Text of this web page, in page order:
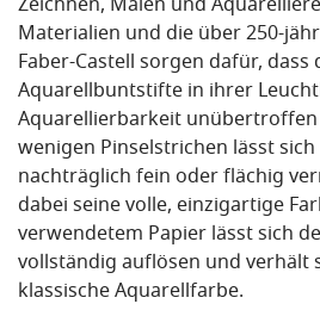
Zeichnen, Malen und
Materialien und die über 250-
Faber-Castell sorgen dafür, dass
Aquarellbuntstifte in ihrer
Aquarellierbarkeit
wenigen Pinselstrichen lässt
nachträglich fein oder flächig
dabei seine volle, einzigartige
verwendetem Papier lässt sich
vollständig auflösen und verhält
klassische Aquarellfarbe.